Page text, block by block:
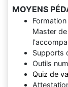
MOYENS
Master
Supports
Outils
Quiz de